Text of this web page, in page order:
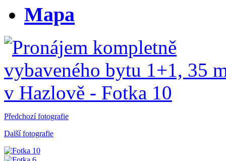
Mapa
Předchozí fotografie
Další fotografie